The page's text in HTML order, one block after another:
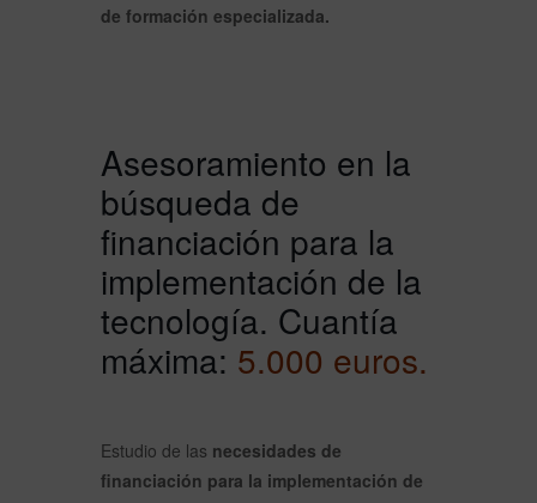
de formación especializada.
Asesoramiento en la
búsqueda de
financiación para la
implementación de la
tecnología. Cuantía
máxima: 5.000 euros.
Estudio de las necesidades de
financiación para la implementación de